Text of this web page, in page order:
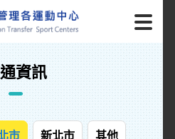
資訊
市 新北市 其他